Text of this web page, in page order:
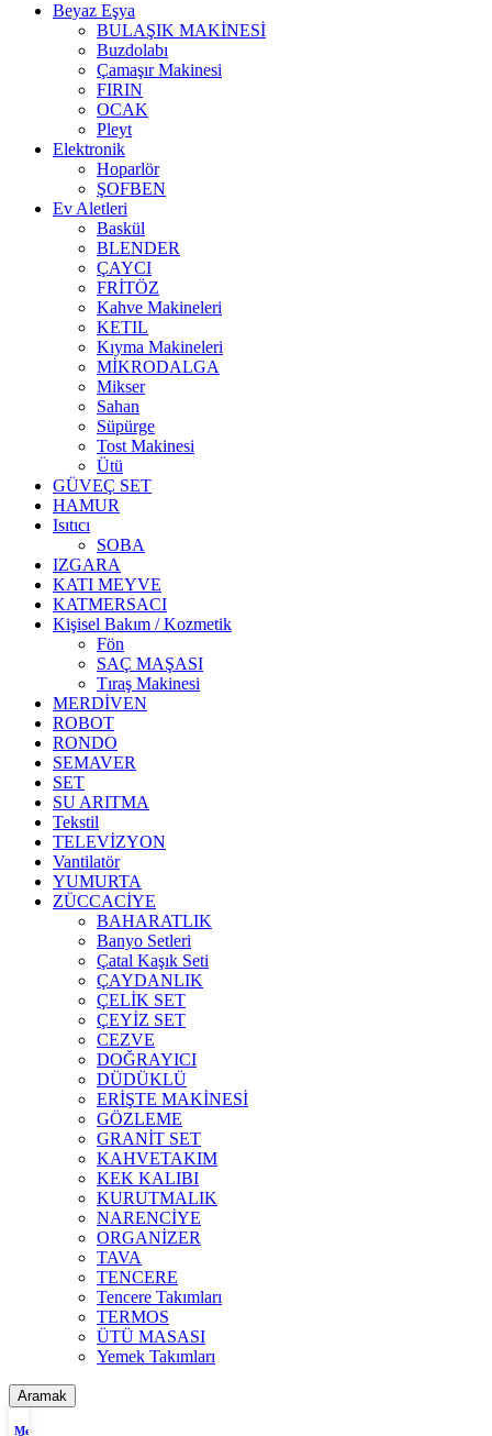
Beyaz Eşya
BULAŞIK MAKİNESİ
Buzdolabı
Çamaşır Makinesi
FIRIN
OCAK
Pleyt
Elektronik
Hoparlör
ŞOFBEN
Ev Aletleri
Baskül
BLENDER
ÇAYCI
FRİTÖZ
Kahve Makineleri
KETIL
Kıyma Makineleri
MİKRODALGA
Mikser
Sahan
Süpürge
Tost Makinesi
Ütü
GÜVEÇ SET
HAMUR
Isıtıcı
SOBA
IZGARA
KATI MEYVE
KATMERSACI
Kişisel Bakım / Kozmetik
Fön
SAÇ MAŞASI
Tıraş Makinesi
MERDİVEN
ROBOT
RONDO
SEMAVER
SET
SU ARITMA
Tekstil
TELEVİZYON
Vantilatör
YUMURTA
ZÜCCACİYE
BAHARATLIK
Banyo Setleri
Çatal Kaşık Seti
ÇAYDANLIK
ÇELİK SET
ÇEYİZ SET
CEZVE
DOĞRAYICI
DÜDÜKLÜ
ERİŞTE MAKİNESİ
GÖZLEME
GRANİT SET
KAHVETAKIM
KEK KALIBI
KURUTMALIK
NARENCİYE
ORGANİZER
TAVA
TENCERE
Tencere Takımları
TERMOS
ÜTÜ MASASI
Yemek Takımları
Aramak
Menü